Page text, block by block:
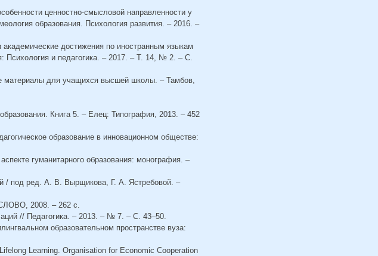
ценностно-смысловой направленности у
образования. Психология развития. – 2016. –
достижения по иностранным языкам
Психология и педагогика. – 2017. – Т. 14, № 2. – С.
материалы для учащихся высшей школы. – Тамбов,
Книга 5. – Елец: Типография, 2013. – 452
образование в инновационном обществе:
гуманитарного образования: монография. –
/ под ред. А. В. Вырщикова, Г. А. Ястребовой. –
2008. – 262 с.
// Педагогика. – 2013. – № 7. – С. 43–50.
образовательном пространстве вуза:
Learning. Organisation for Economic Cooperation